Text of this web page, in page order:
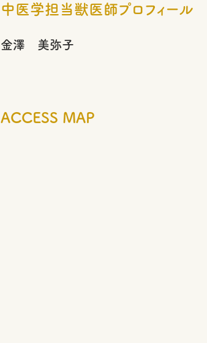
中医学担当獣医師プロフィール
金澤 美弥子
ACCESS MAP